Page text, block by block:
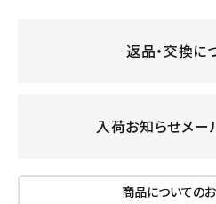
返品・交換に
入荷お知らせメー
商品についての